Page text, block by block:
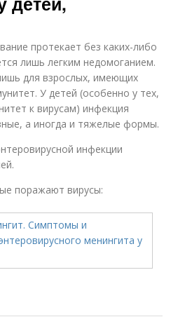
протекает без каких-либо
лишь легким недомоганием.
для взрослых, имеющих
У детей (особенно у тех,
к вирусам) инфекция
а иногда и тяжелые формы.
инфекции
поражают вирусы: